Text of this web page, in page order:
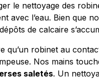
le nettoyage des
avec l’eau. Bien que
de calcaire
qu’un robinet au
Nos mains
saletés. Un